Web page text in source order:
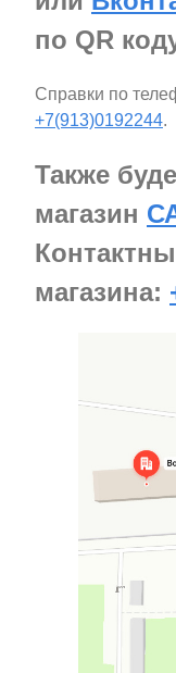
по QR
Справки по
+7(913)0192244.
Также
магазин
магазина: